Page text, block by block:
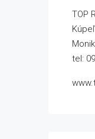
TOP
tel: